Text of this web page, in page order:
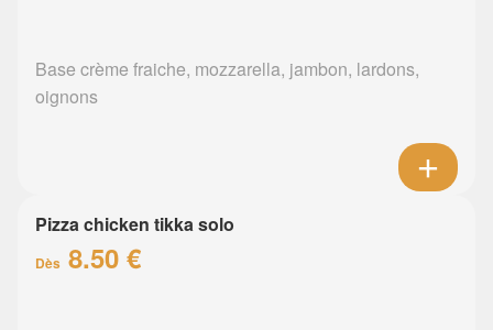
Base crème fraiche, mozzarella, jambon, lardons,
oignons
Pizza chicken tikka solo
Dès 8.50 €